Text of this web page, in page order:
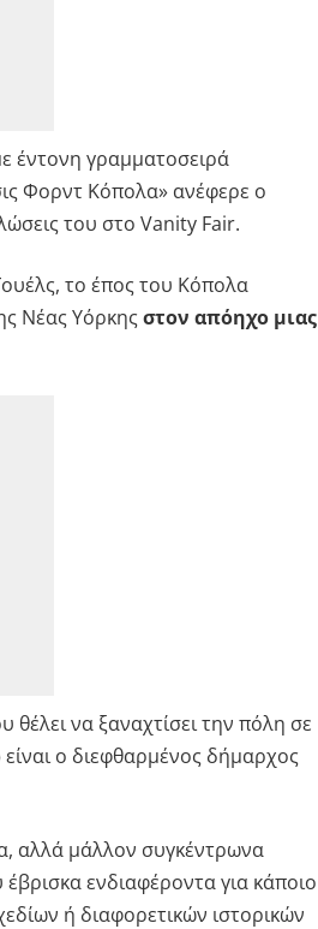
έντονη γραμματοσειρά
Φορντ Κόπολα» ανέφερε ο
του στο Vanity Fair.
το έπος του Κόπολα
Νέας Υόρκης στον απόηχο μιας
θέλει να ξαναχτίσει την πόλη σε
είναι ο διεφθαρμένος δήμαρχος
αλλά μάλλον συγκέντρωνα
ενδιαφέροντα για κάποιο
ή διαφορετικών ιστορικών